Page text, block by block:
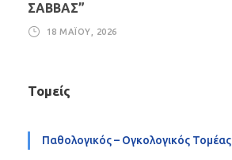
ΣΑΒΒΑΣ”
18 ΜΑΪ́ΟΥ, 2026
Τομείς
Παθολογικός – Ογκολογικός Τομέας